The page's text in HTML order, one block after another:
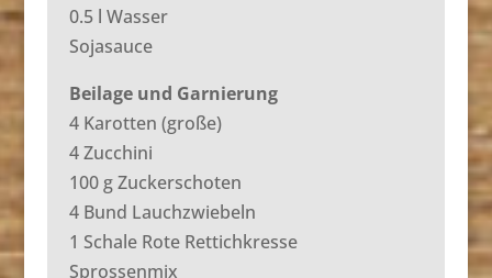
0.5 l Wasser
Sojasauce
Beilage und Garnierung
4 Karotten (große)
4 Zucchini
100 g Zuckerschoten
4 Bund Lauchzwiebeln
1 Schale Rote Rettichkresse
Sprossenmix